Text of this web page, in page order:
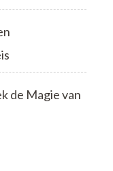
de Magie van